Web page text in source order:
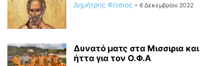
Δημήτρης Φίτσιος - 6 Δεκεμβρίου 2022
Δυνατό ματς στα Μισσιρια και
ήττα για τον Ο.Φ.Α